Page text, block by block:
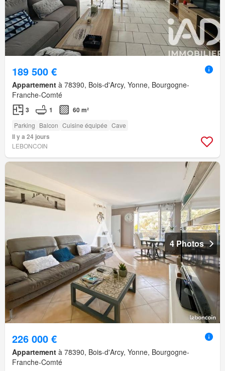
189 500 €
Appartement à 78390, Bois-d'Arcy, Yonne, Bourgogne-
Franche-Comté
3 1 60 m²
Parking Balcon Cuisine équipée Cave
Il y a 24 jours
LEBONCOIN
4 Photos
226 000 €
Appartement à 78390, Bois-d'Arcy, Yonne, Bourgogne-
Franche-Comté